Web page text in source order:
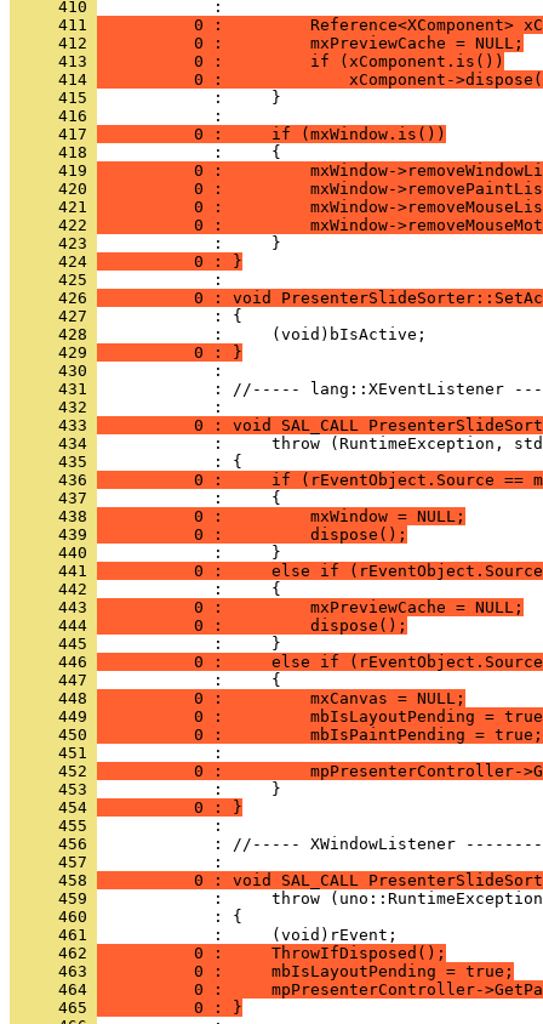
     410
     411
0 :         Reference<XComponent>
     412
          0 :         mxPreviewCache = NULL;
     413
          0 :         if (xComponent.is())
     414
0 :             xComponent-
     415
     416
     417
          0 :     if (mxWindow.is())
     418
     419
0 :         mxWindow-
     420
0 :         mxWindow-
     421
0 :         mxWindow-
     422
0 :         mxWindow-
     423
     424
          0 : }
     425
     426
0 : void
     427
     428
     429
          0 : }
     430
     431
: //----- lang::XEventListener
     432
     433
0 : void SAL_CALL
     434
     435
     436
0 :     if (rEventObject.Source ==
     437
     438
          0 :         mxWindow = NULL;
     439
          0 :         dispose();
     440
     441
0 :     else if
     442
     443
          0 :         mxPreviewCache = NULL;
     444
          0 :         dispose();
     445
     446
0 :     else if
     447
     448
          0 :         mxCanvas = NULL;
     449
0 :         mbIsLayoutPending =
     450
          0 :         mbIsPaintPending = true;
     451
     452
0 :         mpPresenterController-
     453
     454
          0 : }
     455
     456
: //----- XWindowListener
     457
     458
0 : void SAL_CALL
     459
     460
     461
     462
          0 :     ThrowIfDisposed();
     463
          0 :     mbIsLayoutPending = true;
     464
0 :     mpPresenterController-
     465
          0 : }